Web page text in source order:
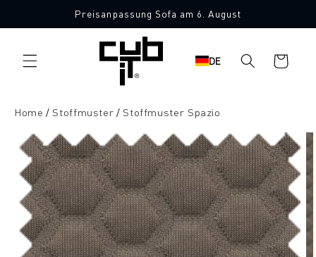
Inhalt
Preisanpassung Sofa am 6. August
DE Warenkorb
Home Stoffmuster Stoffmuster Spazio
10 Stoffmuster gratis